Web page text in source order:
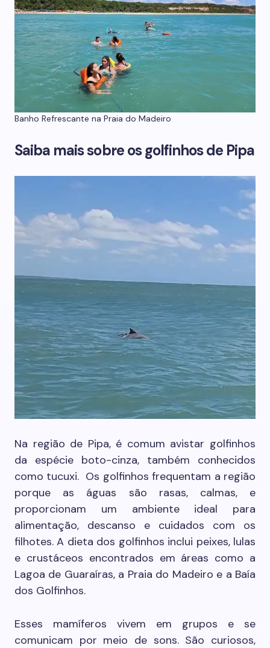
Banho Refrescante na Praia do Madeiro
Saiba mais sobre os golfinhos de Pipa
Na região de Pipa, é comum avistar golfinhos
da espécie boto-cinza, também conhecidos
como tucuxi. Os golfinhos frequentam a região
porque as águas são rasas, calmas, e
proporcionam um ambiente ideal para
alimentação, descanso e cuidados com os
filhotes. A dieta dos golfinhos inclui peixes, lulas
e crustáceos encontrados em áreas como a
Lagoa de Guaraíras, a Praia do Madeiro e a Baía
dos Golfinhos.
Esses mamíferos vivem em grupos e se
comunicam por meio de sons. São curiosos,